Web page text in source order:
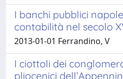
I banchi pubblici
contabilità nel secolo
2013-01-01 Ferrandino, V
I ciottoli dei
pliocenici